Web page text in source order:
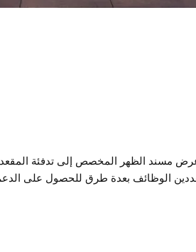
الوظائف بعدة طرق للحصول على الدعم